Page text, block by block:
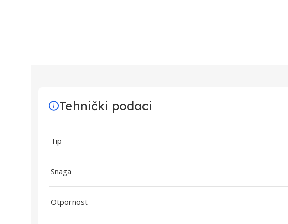
Tehnički podaci
Tip
Snaga
Otpornost